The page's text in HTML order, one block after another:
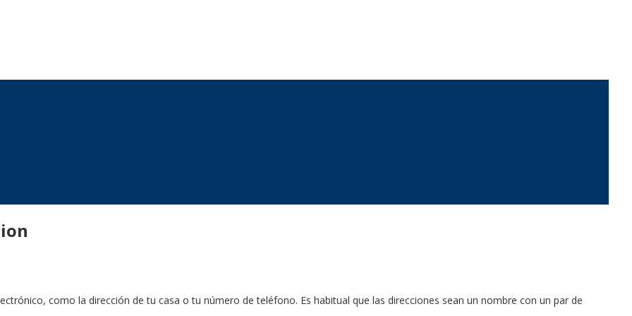
como la dirección de tu casa o tu número de teléfono. Es habitual que las direcciones sean un nombre con un par de